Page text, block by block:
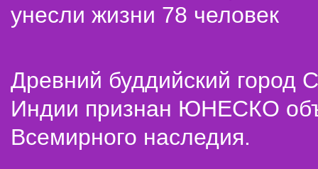
унесли жизни 78 человек
Древний буддийский город
Индии признан ЮНЕСКО
Всемирного наследия.